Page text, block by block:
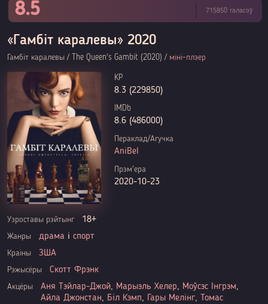
«Гамбіт каралевы» 2020
Гамбіт каралевы / The Queen's Gambit (2020) / міні-плэер
8.5 715850 галасоў
KP
8.3 (229850)
IMDb
8.6 (486000)
Пераклад/Агучка
AniBel
Прэм'ера
2020-10-23
Узроставы рэйтынг 18+
Жанры драма і спорт
Краіны ЗША
Рэжысёры Скотт Фрэнк
Акцёры Аня Тэйлар-Джой, Марыэль Хелер, Моўсэс Інгрэм,
Айла Джонстан, Біл Кэмп, Гары Мелінг, Томас